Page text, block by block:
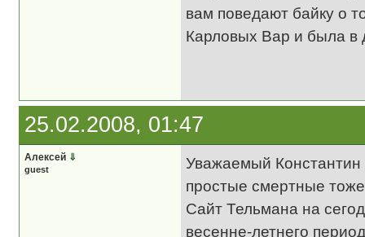
вам поведают байку о
Карловых Вар и была в
25.02.2008, 01:47
Алексей ⇓
guest
Уважаемый
простые смертные
Сайт Тельмана на
весенне-летнего